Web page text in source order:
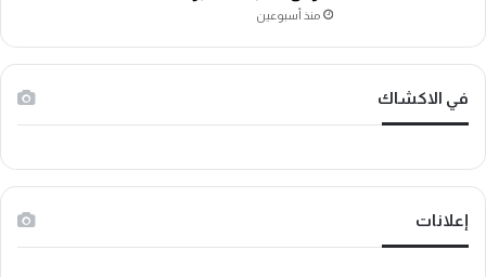
منذ أسبوعين
في الاكشاك
إعلانات